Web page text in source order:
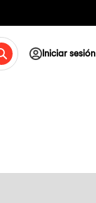
Iniciar sesión